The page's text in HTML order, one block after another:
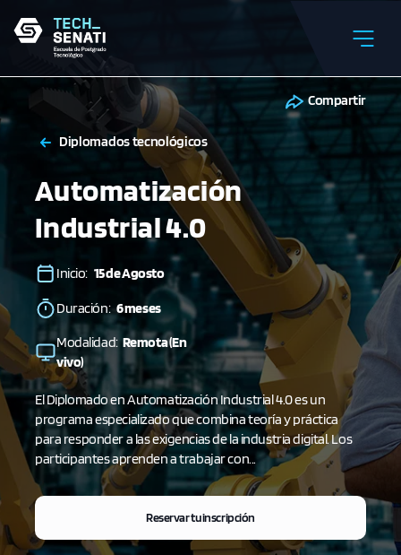
Compartir
Diplomados tecnológicos
Automatización
Industrial 4.0
Inicio: 15 de Agosto
Duración: 6 meses
Modalidad: Remota (En
vivo)
El Diplomado en Automatización Industrial 4.0 es un
programa especializado que combina teoría y práctica
para responder a las exigencias de la industria digital. Los
participantes aprenden a trabajar con...
Reservar tu inscripción